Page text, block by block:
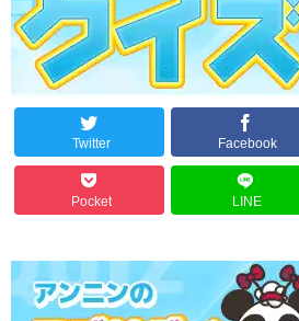
Twitter Facebook
Pocket LINE